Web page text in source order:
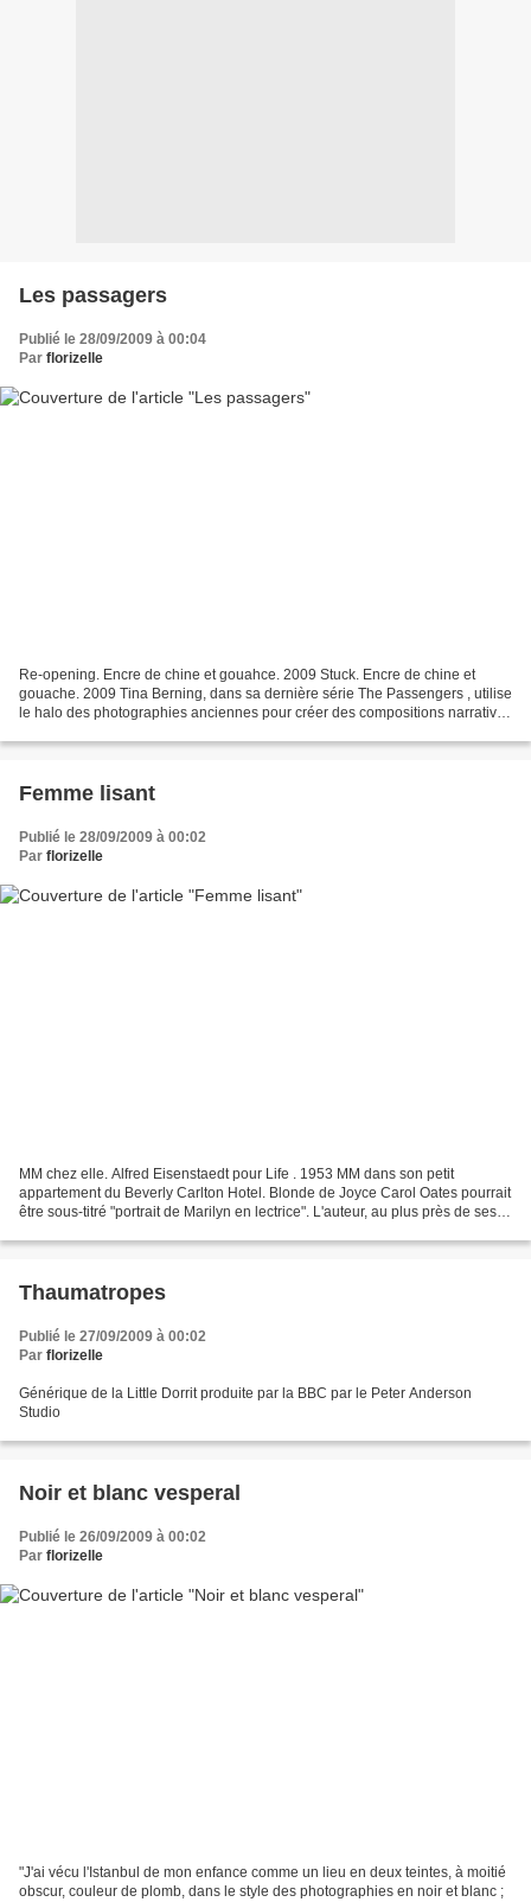
Les passagers
Publié le 28/09/2009 à 00:04
Par florizelle
Re-opening. Encre de chine et gouahce. 2009 Stuck. Encre de chine et
gouache. 2009 Tina Berning, dans sa dernière série The Passengers , utilise
le halo des photographies anciennes pour créer des compositions narratives
Femme lisant
Publié le 28/09/2009 à 00:02
Par florizelle
MM chez elle. Alfred Eisenstaedt pour Life . 1953 MM dans son petit
appartement du Beverly Carlton Hotel. Blonde de Joyce Carol Oates pourrait
être sous-titré "portrait de Marilyn en lectrice". L'auteur, au plus près de ses
Thaumatropes
Publié le 27/09/2009 à 00:02
Par florizelle
Générique de la Little Dorrit produite par la BBC par le Peter Anderson
Studio
Noir et blanc vesperal
Publié le 26/09/2009 à 00:02
Par florizelle
"J'ai vécu l'Istanbul de mon enfance comme un lieu en deux teintes, à moitié
obscur, couleur de plomb, dans le style des photographies en noir et blanc ;